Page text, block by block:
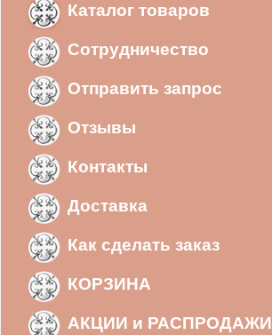
Каталог товаров
Сотрудничество
Отправить запрос
Отзывы
Контакты
Доставка
Как сделать заказ
КОРЗИНА
АКЦИИ и РАСПРОДАЖИ